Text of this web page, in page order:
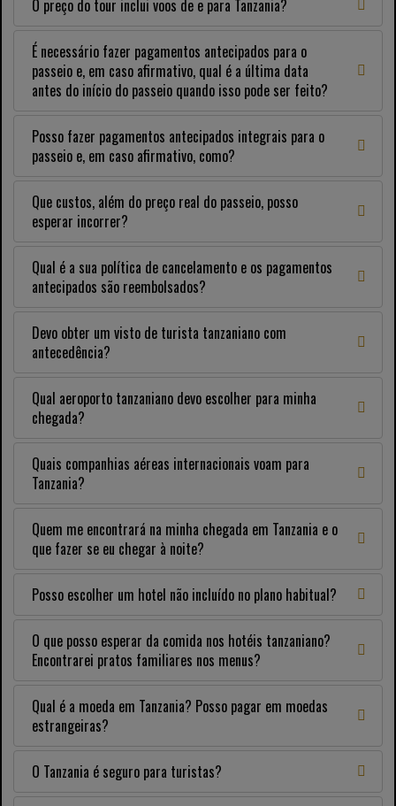
O preço do tour inclui voos de e para Tanzania?
É necessário fazer pagamentos antecipados para o
passeio e, em caso afirmativo, qual é a última data
antes do início do passeio quando isso pode ser feito?
Posso fazer pagamentos antecipados integrais para o
passeio e, em caso afirmativo, como?
Que custos, além do preço real do passeio, posso
esperar incorrer?
Qual é a sua política de cancelamento e os pagamentos
antecipados são reembolsados?
Devo obter um visto de turista tanzaniano com
antecedência?
Qual aeroporto tanzaniano devo escolher para minha
chegada?
Quais companhias aéreas internacionais voam para
Tanzania?
Quem me encontrará na minha chegada em Tanzania e o
que fazer se eu chegar à noite?
Posso escolher um hotel não incluído no plano habitual?
O que posso esperar da comida nos hotéis tanzaniano?
Encontrarei pratos familiares nos menus?
Qual é a moeda em Tanzania? Posso pagar em moedas
estrangeiras?
O Tanzania é seguro para turistas?